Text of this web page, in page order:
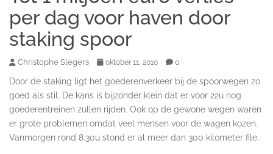
per dag voor haven door
staking spoor
Christophe Slegers oktober 11, 2010 0
Door de staking ligt het goederenverkeer bij de spoorwegen zo
goed als stil. De kans is bijzonder klein dat er voor 22u nog
goederentreinen zullen rijden. Ook op de gewone wegen waren
er grote problemen omdat veel mensen voor de wagen kozen.
Vanmorgen rond 8.30u stond er al meer dan 300 kilometer file.